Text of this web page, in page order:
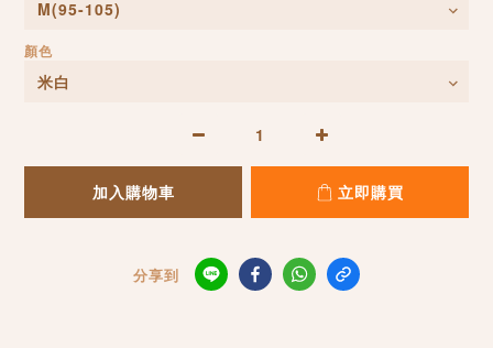
顏色
加入購物車 立即購買
分享到